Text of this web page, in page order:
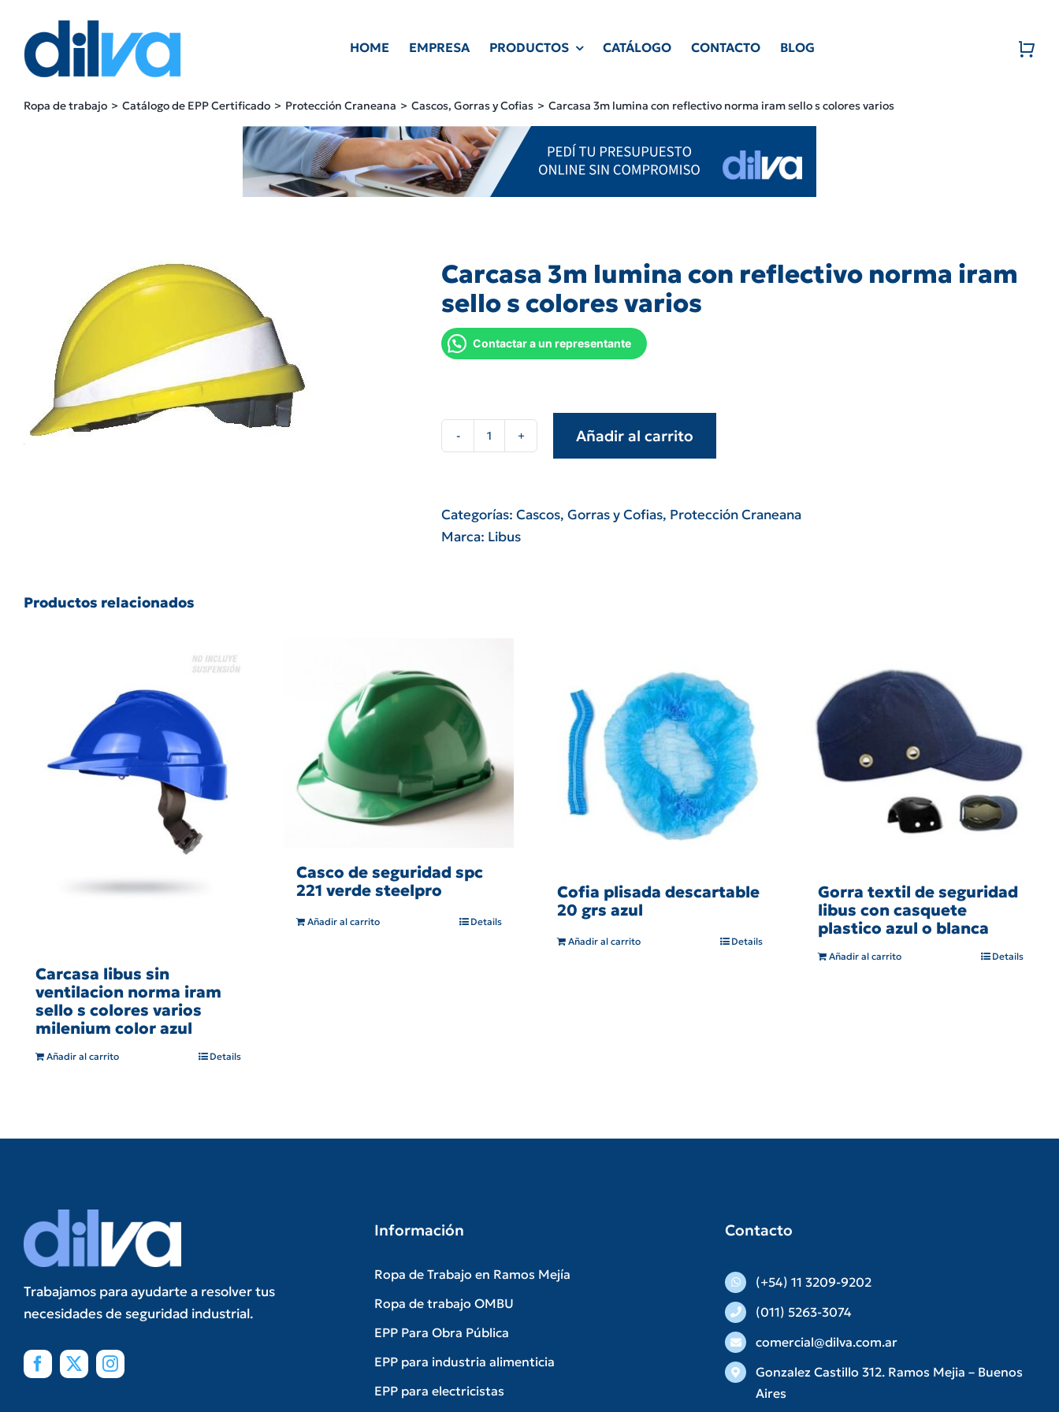
content
HOME EMPRESA PRODUCTOS CATÁLOGO CONTACTO BLOG
Ropa de trabajo Catálogo de EPP Certificado Protección Craneana Cascos, Gorras y Cofias Carcasa 3m lumina con reflectivo norma iram sello s colores varios
Carcasa 3m lumina con reflectivo norma iram
sello s colores varios
Contactar a un representante
Carcasa
con
reflectivo
Añadir al carrito
Categorías: Cascos, Gorras y Cofias, Protección Craneana
Marca: Libus
Productos relacionados
Carcasa libus sin
ventilacion norma iram
sello s colores varios
milenium color azul
Añadir al carrito Details
Casco de seguridad spc
221 verde steelpro
Añadir al carrito Details
Cofia plisada descartable
20 grs azul
Añadir al carrito Details
Gorra textil de seguridad
libus con casquete
plastico azul o blanca
Añadir al carrito Details
Trabajamos para ayudarte a resolver tus
necesidades de seguridad industrial.
Información
Ropa de Trabajo en Ramos Mejía
Ropa de trabajo OMBU
EPP Para Obra Pública
EPP para industria alimenticia
EPP para electricistas
Contacto
(+54) 11 3209-9202
(011) 5263-3074
comercial@dilva.com.ar
Gonzalez Castillo 312. Ramos Mejia – Buenos
Aires